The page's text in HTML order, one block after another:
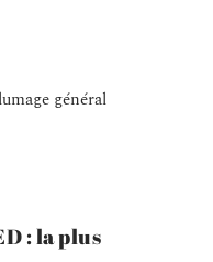
général
: la plus